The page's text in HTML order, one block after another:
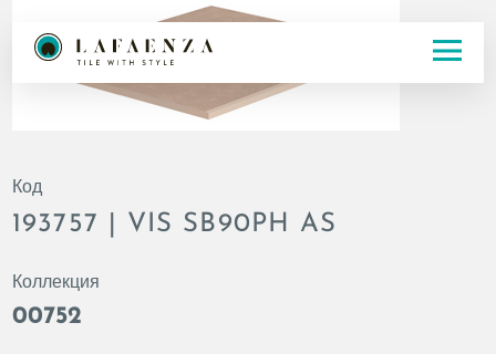
Код
193757 | VIS SB90PH AS
Коллекция
00752